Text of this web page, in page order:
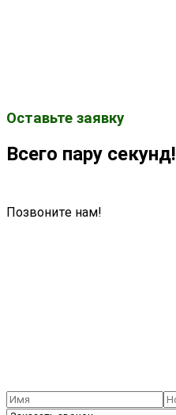
Оставьте заявку
Всего пару секунд!
Позвоните нам!